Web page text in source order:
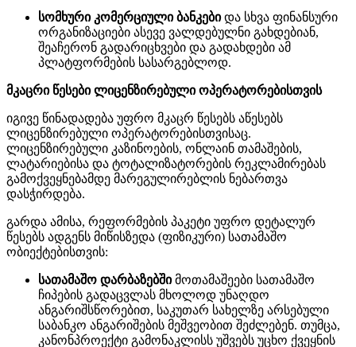
სომხური კომერციული ბანკებიდა სხვა ფინანსური
ორგანიზაციები ასევე ვალდებულნი გახდებიან,
შეაჩერონ გადარიცხვები და გადახდები ამ
პლატფორმების სასარგებლოდ.
მკაცრი წესები ლიცენზირებული ოპერატორებისთვის
იგივე წინადადება უფრო მკაცრ წესებს აწესებს
ლიცენზირებული ოპერატორებისთვისაც.
ლიცენზირებული კაზინოების, ონლაინ თამაშების,
ლატარიებისა და ტოტალიზატორების რეკლამირებას
გამოქვეყნებამდე მარეგულირებლის ნებართვა
დასჭირდება.
გარდა ამისა, რეფორმების პაკეტი უფრო დეტალურ
წესებს ადგენს მიწისზედა (ფიზიკური) სათამაშო
ობიექტებისთვის:
სათამაშო დარბაზებშიმოთამაშეები სათამაშო
ჩიპების გადაცვლას მხოლოდ უნაღდო
ანგარიშსწორებით, საკუთარ სახელზე არსებული
საბანკო ანგარიშების მეშვეობით შეძლებენ. თუმცა,
კანონპროექტი გამონაკლისს უშვებს უცხო ქვეყნის